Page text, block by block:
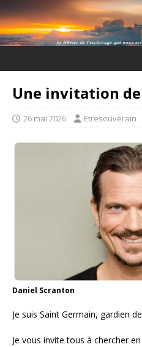
Une invitation
26 mai 2026 Etresouverain
Daniel Scranton
Je suis Saint Germain, gardien
Je vous invite tous à chercher